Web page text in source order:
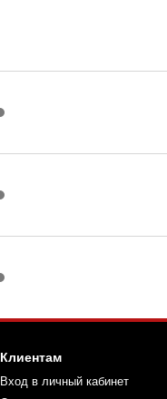
Клиентам
Вход в личный кабинет